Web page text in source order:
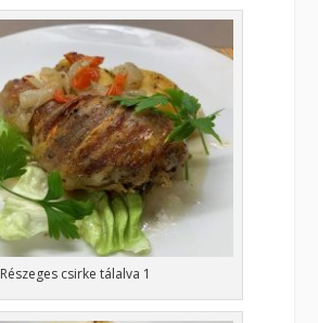
Részeges csirke tálalva 1